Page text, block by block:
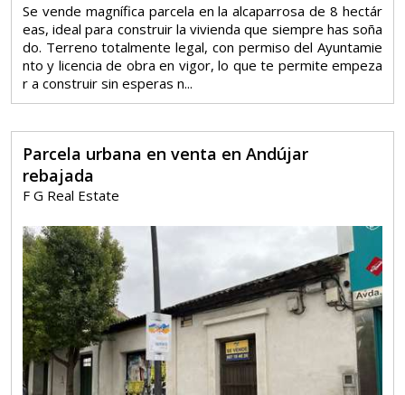
Se vende magnífica parcela en la alcaparrosa de 8 hectár
eas, ideal para construir la vivienda que siempre has soña
do. Terreno totalmente legal, con permiso del Ayuntamie
nto y licencia de obra en vigor, lo que te permite empeza
r a construir sin esperas n...
Parcela urbana en venta en Andújar
rebajada
F G Real Estate